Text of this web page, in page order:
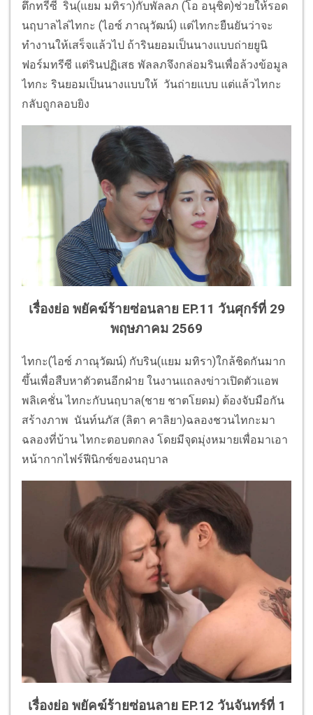
ตึกทรีซี ริน(แยม มทิรา)กับพัลลภ (โอ อนุชิต)ช่วยให้รอด
นฤบาลไล่ไทกะ (ไอซ์ ภาณุวัฒน์) แต่ไทกะยืนยันว่าจะ
ทำงานให้เสร็จแล้วไป ถ้ารินยอมเป็นนางแบบถ่ายยูนิ
ฟอร์มทรีซี แต่รินปฏิเสธ พัลลภจึงกล่อมรินเพื่อล้วงข้อมูล
ไทกะ รินยอมเป็นนางแบบให้ วันถ่ายแบบ แต่แล้วไทกะ
กลับถูกลอบยิง
เรื่องย่อ พยัคฆ์ร้ายซ่อนลาย EP.11 วันศุกร์ที่ 29
พฤษภาคม 2569
ไทกะ(ไอซ์ ภาณุวัฒน์) กับริน(แยม มทิรา)ใกล้ชิดกันมาก
ขึ้นเพื่อสืบหาตัวตนอีกฝ่าย ในงานแถลงข่าวเปิดตัวแอพ
พลิเคชั่น ไทกะกับนฤบาล(ชาย ชาตโยดม) ต้องจับมือกัน
สร้างภาพ นันท์นภัส (ลิตา คาลิยา)ฉลองชวนไทกะมา
ฉลองที่บ้าน ไทกะตอบตกลง โดยมีจุดมุ่งหมายเพื่อมาเอา
หน้ากากไฟร์ฟีนิกซ์ของนฤบาล
เรื่องย่อ พยัคฆ์ร้ายซ่อนลาย EP.12 วันจันทร์ที่ 1